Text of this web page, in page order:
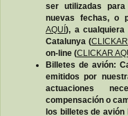
ser utilizadas
nuevas fechas, o
AQUÍ), a
Catalunya (
on-line (CLICKAR
Billetes de avión:
emitidos por
actuaciones
compensación o
los billetes de avión